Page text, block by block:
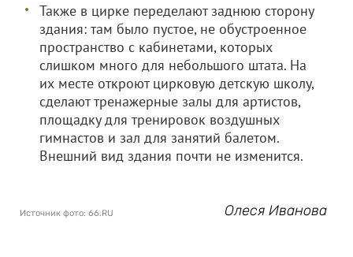
Также в цирке переделают заднюю сторону
здания: там было пустое, не обустроенное
пространство с кабинетами, которых
слишком много для небольшого штата. На
их месте откроют цирковую детскую школу,
сделают тренажерные залы для артистов,
площадку для тренировок воздушных
гимнастов и зал для занятий балетом.
Внешний вид здания почти не изменится.
Источник фото: 66.RU Олеся Иванова